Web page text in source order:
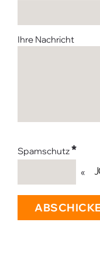
Ihre Nachricht
Spamschutz*
«